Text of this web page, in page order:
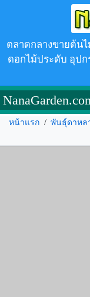
ตลาดกลางขายต้น
ดอกไม้ประดับ อุป
หน้าแรก / พันธุ์ดาหล